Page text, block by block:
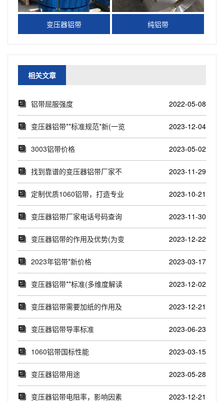
变压器铝带 纯铝带
相关文章
铝带屈服强度 2022-05-08
变压器铝带**标准规范*新(一览
**标准规...
2023-12-04
3003铝带价格 2023-05-02
找到靠谱的变压器铝带厂家不
再难！(一站式解...
2023-11-29
定制优质1060铝带，打造专业
应用新选择(...
2023-10-21
变压器铝带厂家电话号码查询
(如何选择合适的...
2023-11-30
变压器铝带的作用及优势(为变
压器提供导电性...
2023-12-22
2023年铝带*新价格 2023-03-17
变压器铝带**标准(多维度解读
变压器铝带国...
2023-12-02
变压器铝带需要加纸的作用及
原因(从电气性能...
2023-12-21
变压器铝带导率标准 2023-06-23
1060铝带国标性能 2023-03-15
变压器铝带用途 2023-05-28
变压器铝带电阻率，影响因素
2023-12-21